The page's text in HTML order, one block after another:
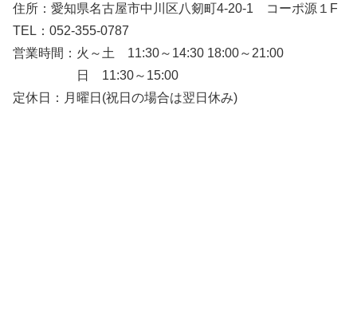
住所：愛知県名古屋市中川区八剱町4-20-1 コーポ源１F
TEL：052-355-0787
営業時間：火～土 11:30～14:30 18:00～21:00
日 11:30～15:00
定休日：月曜日(祝日の場合は翌日休み)